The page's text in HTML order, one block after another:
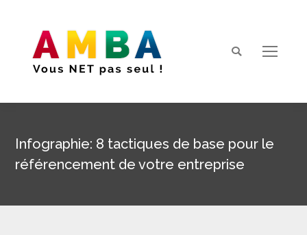
Search:
Infographie: 8 tactiques de base pour le
référencement de votre entreprise